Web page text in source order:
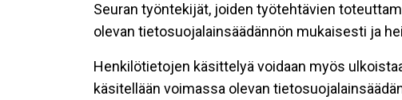
Seuran työntekijät, joiden työtehtävien
olevan tietosuojalainsäädännön mukaisesti ja
Henkilötietojen käsittelyä voidaan myös
käsitellään voimassa olevan